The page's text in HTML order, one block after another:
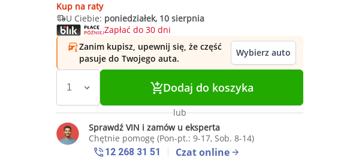
Kup na raty
U Ciebie: poniedziałek, 10 sierpnia
Zapłać do 30 dni
Zanim kupisz, upewnij się, że część
pasuje do Twojego auta.
Wybierz auto
Dodaj do koszyka
lub
Sprawdź VIN i zamów u eksperta
Chętnie pomogę (Pon-pt.: 9-17, Sob. 8-14)
12 268 31 51
Czat online